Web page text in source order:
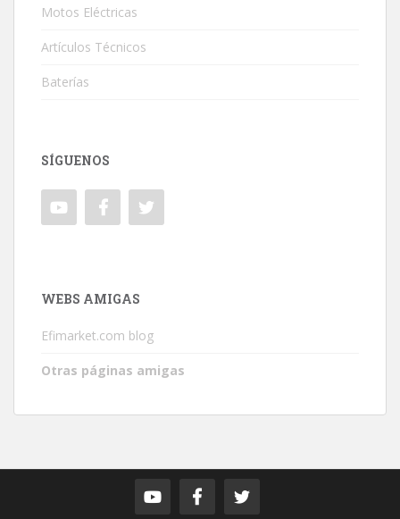
Motos Eléctricas
Artículos Técnicos
Baterías
SÍGUENOS
WEBS AMIGAS
Efimarket.com blog
Otras páginas amigas